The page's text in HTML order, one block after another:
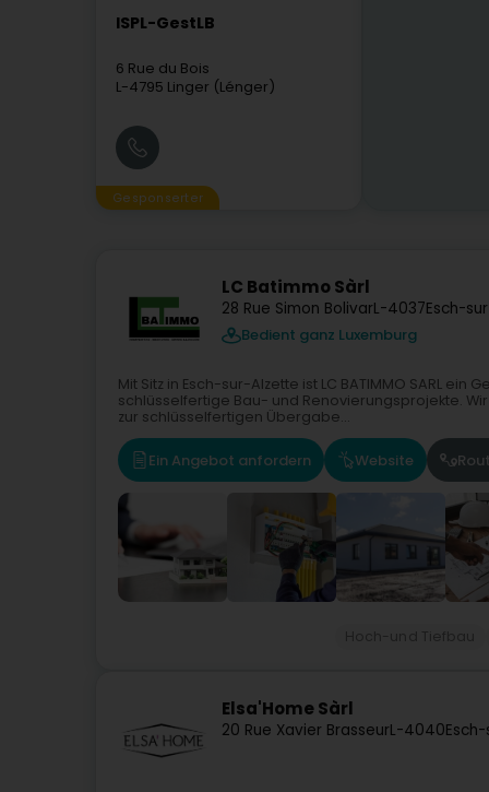
ISPL-GestLB
6 Rue du Bois
L-4795 Linger (Lénger)
Gesponserter
LC Batimmo Sàrl
28 Rue Simon BolivarL-4037Esch-
Bedient ganz Luxemburg
Mit Sitz in Esch-sur-Alzette ist LC BATIMMO SARL
schlüsselfertige Bau- und Renovierungsprojekte.
zur schlüsselfertigen Übergabe...
Ein Angebot anfordern Website
Elsa'Home Sàrl
20 Rue Xavier BrasseurL-4040